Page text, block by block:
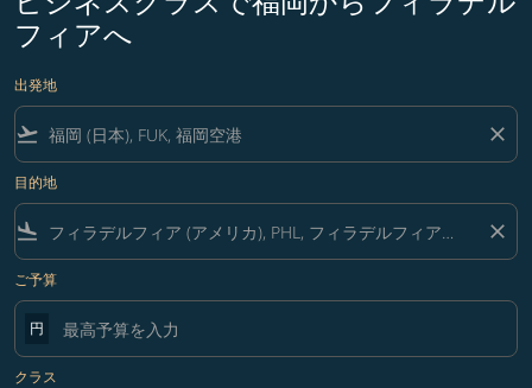
フィアへ
出発地
flight_takeoff close
目的地
flight_land close
ご予算
円
クラス